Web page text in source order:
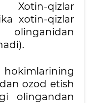
qizlar
xotin-qizlar
olinganidan
ozod etish
olingandan